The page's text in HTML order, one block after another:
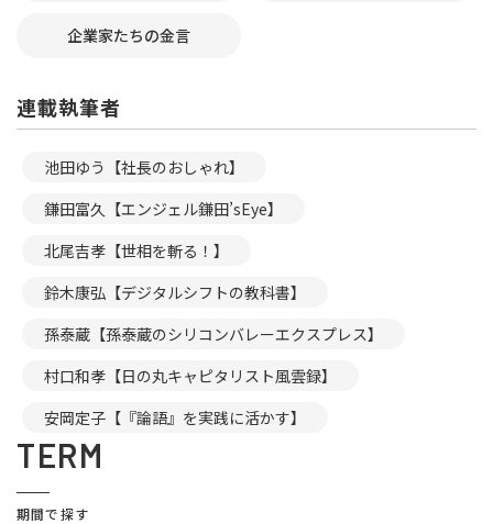
企業家たちの金言
連載執筆者
池田ゆう【社長のおしゃれ】
鎌田富久【エンジェル鎌田’sEye】
北尾吉孝【世相を斬る！】
鈴木康弘【デジタルシフトの教科書】
孫泰蔵【孫泰蔵のシリコンバレーエクスプレス】
村口和孝【日の丸キャピタリスト風雲録】
安岡定子【『論語』を実践に活かす】
TERM
期間で探す